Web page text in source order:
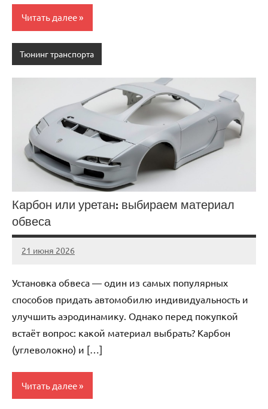
Читать далее
Тюнинг транспорта
Карбон или уретан: выбираем материал
обвеса
21 июня 2026
auto_motorss
Нет
Установка обвеса — один из самых популярных
способов придать автомобилю индивидуальность и
улучшить аэродинамику. Однако перед покупкой
встаёт вопрос: какой материал выбрать? Карбон
(углеволокно) и […]
Читать далее